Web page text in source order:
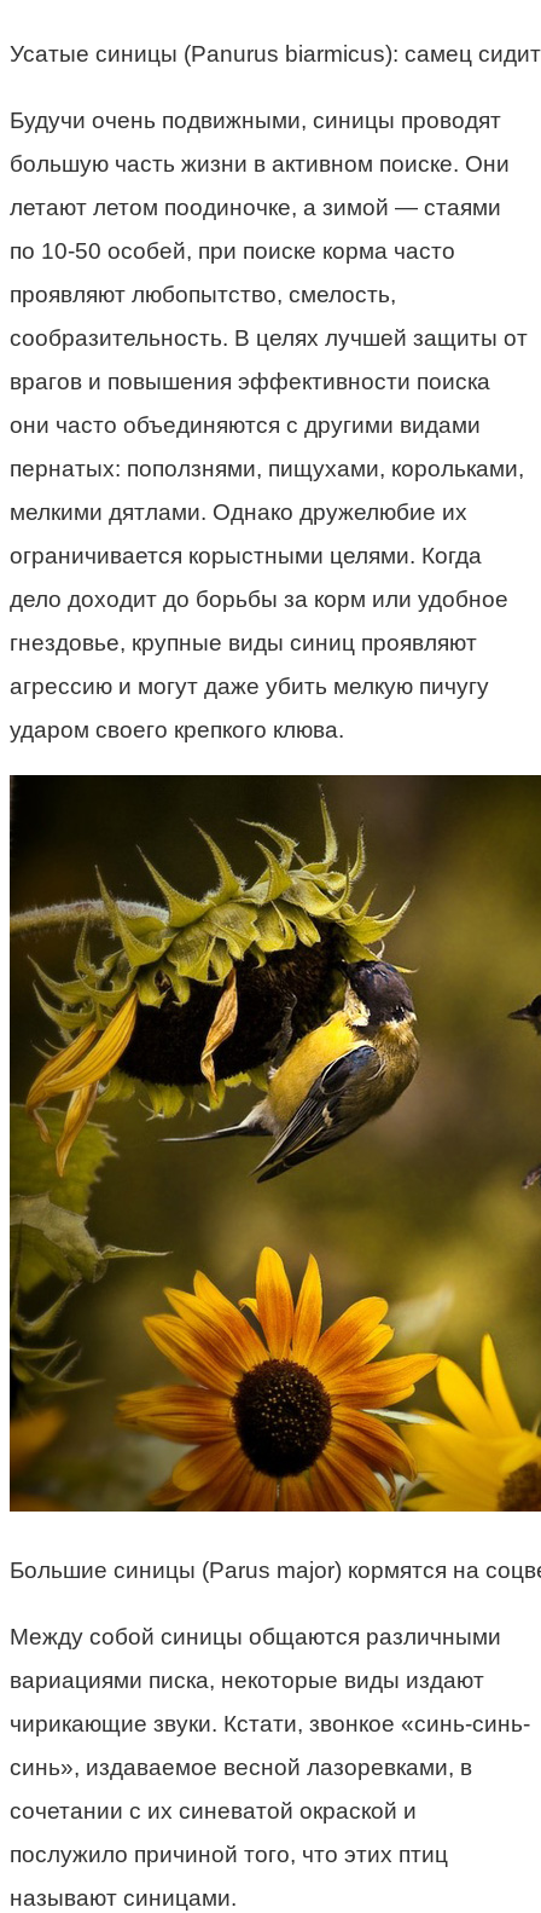
Усатые синицы (Panurus biarmicus): самец
Будучи очень подвижными, синицы проводят
большую часть жизни в активном поиске. Они
летают летом поодиночке, а зимой — стаями
по 10-50 особей, при поиске корма часто
проявляют любопытство, смелость,
сообразительность. В целях лучшей защиты от
врагов и повышения эффективности поиска
они часто объединяются с другими видами
пернатых: поползнями, пищухами, корольками,
мелкими дятлами. Однако дружелюбие их
ограничивается корыстными целями. Когда
дело доходит до борьбы за корм или удобное
гнездовье, крупные виды синиц проявляют
агрессию и могут даже убить мелкую пичугу
ударом своего крепкого клюва.
Большие синицы (Parus major) кормятся на
Между собой синицы общаются различными
вариациями писка, некоторые виды издают
чирикающие звуки. Кстати, звонкое «синь-синь-
синь», издаваемое весной лазоревками, в
сочетании с их синеватой окраской и
послужило причиной того, что этих птиц
называют синицами.